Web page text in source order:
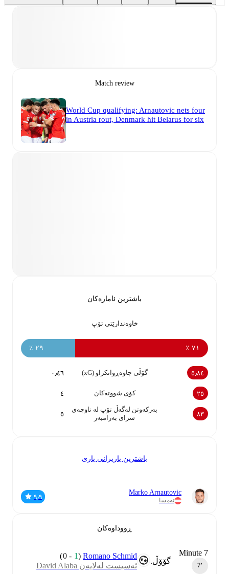
Match review
World Cup qualifying: Arnautovic nets four
in Austria rout, Denmark hit Belarus for six
باشترین ئامارەکان
خاوەندارێتی تۆپ
٧١ ٪
گۆڵی چاوەڕوانکراو (xG) ٥٫٨٤ ٠٫٤٦
کۆی شووتەکان
بەرکەوتن لەگەڵ تۆپ لە ناوچەی
سزای بەرامبەر
٥
باشترین یاریزانی یاری
Marko Arnautovic
نەمسا
ڕووداوەکان
گۆۆڵ.
Romano Schmid
(
1
-
0
)
ئەسیست لەلایەن David Alaba
Minute 7